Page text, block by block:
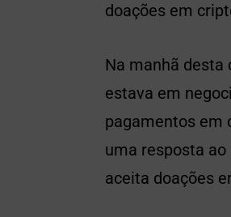
doações em
Na manhã desta
estava em
pagamentos em
uma resposta
aceita doações